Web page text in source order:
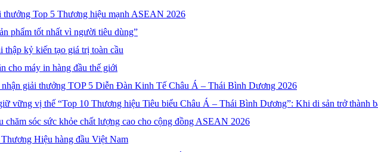
Top 5 Thương hiệu mạnh ASEAN 2026
phẩm tốt nhất vì người tiêu dùng”
kỷ kiến tạo giá trị toàn cầu
cho máy in hàng đầu thế giới
giải thưởng TOP 5 Diễn Đàn Kinh Tế Châu Á – Thái Bình Dương 2026
vững vị thế “Top 10 Thương hiệu Tiêu biểu Châu Á – Thái Bình Dương”: Khi di sản trở thành
sóc sức khỏe chất lượng cao cho cộng đồng ASEAN 2026
Hiệu hàng đầu Việt Nam